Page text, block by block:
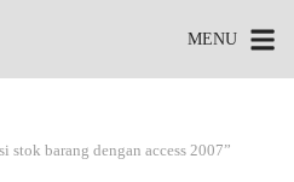
MENU
stok barang dengan access 2007”